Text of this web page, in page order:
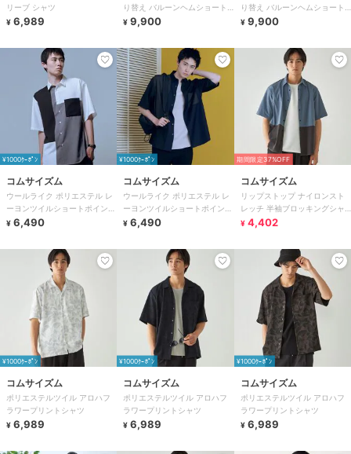
リーブ シャツ
¥ 6,989
り替え バルーンヘムショート
スリーブシャツ
¥ 9,900
り替え バルーンヘムショート
スリーブシャツ
¥ 9,900
¥1000ｸｰﾎﾟﾝ
コムサイズム
ウールライク ポリエステル レ
ーヨンツイルショートポイント
ブロッキング半袖シャツ
¥ 6,490
¥1000ｸｰﾎﾟﾝ
コムサイズム
ウールライク ポリエステル レ
ーヨンツイルショートポイント
ブロッキング半袖シャツ
¥ 6,490
期間限定37%OFF
コムサイズム
リップストップ ナイロンスト
レッチ 半袖ブロッキングシャ
ツ / セットアップ対応
¥ 4,402
¥1000ｸｰﾎﾟﾝ
コムサイズム
ポリエステルツイル アロハフ
ラワープリントシャツ
¥ 6,989
¥1000ｸｰﾎﾟﾝ
コムサイズム
ポリエステルツイル アロハフ
ラワープリントシャツ
¥ 6,989
¥1000ｸｰﾎﾟﾝ
コムサイズム
ポリエステルツイル アロハフ
ラワープリントシャツ
¥ 6,989